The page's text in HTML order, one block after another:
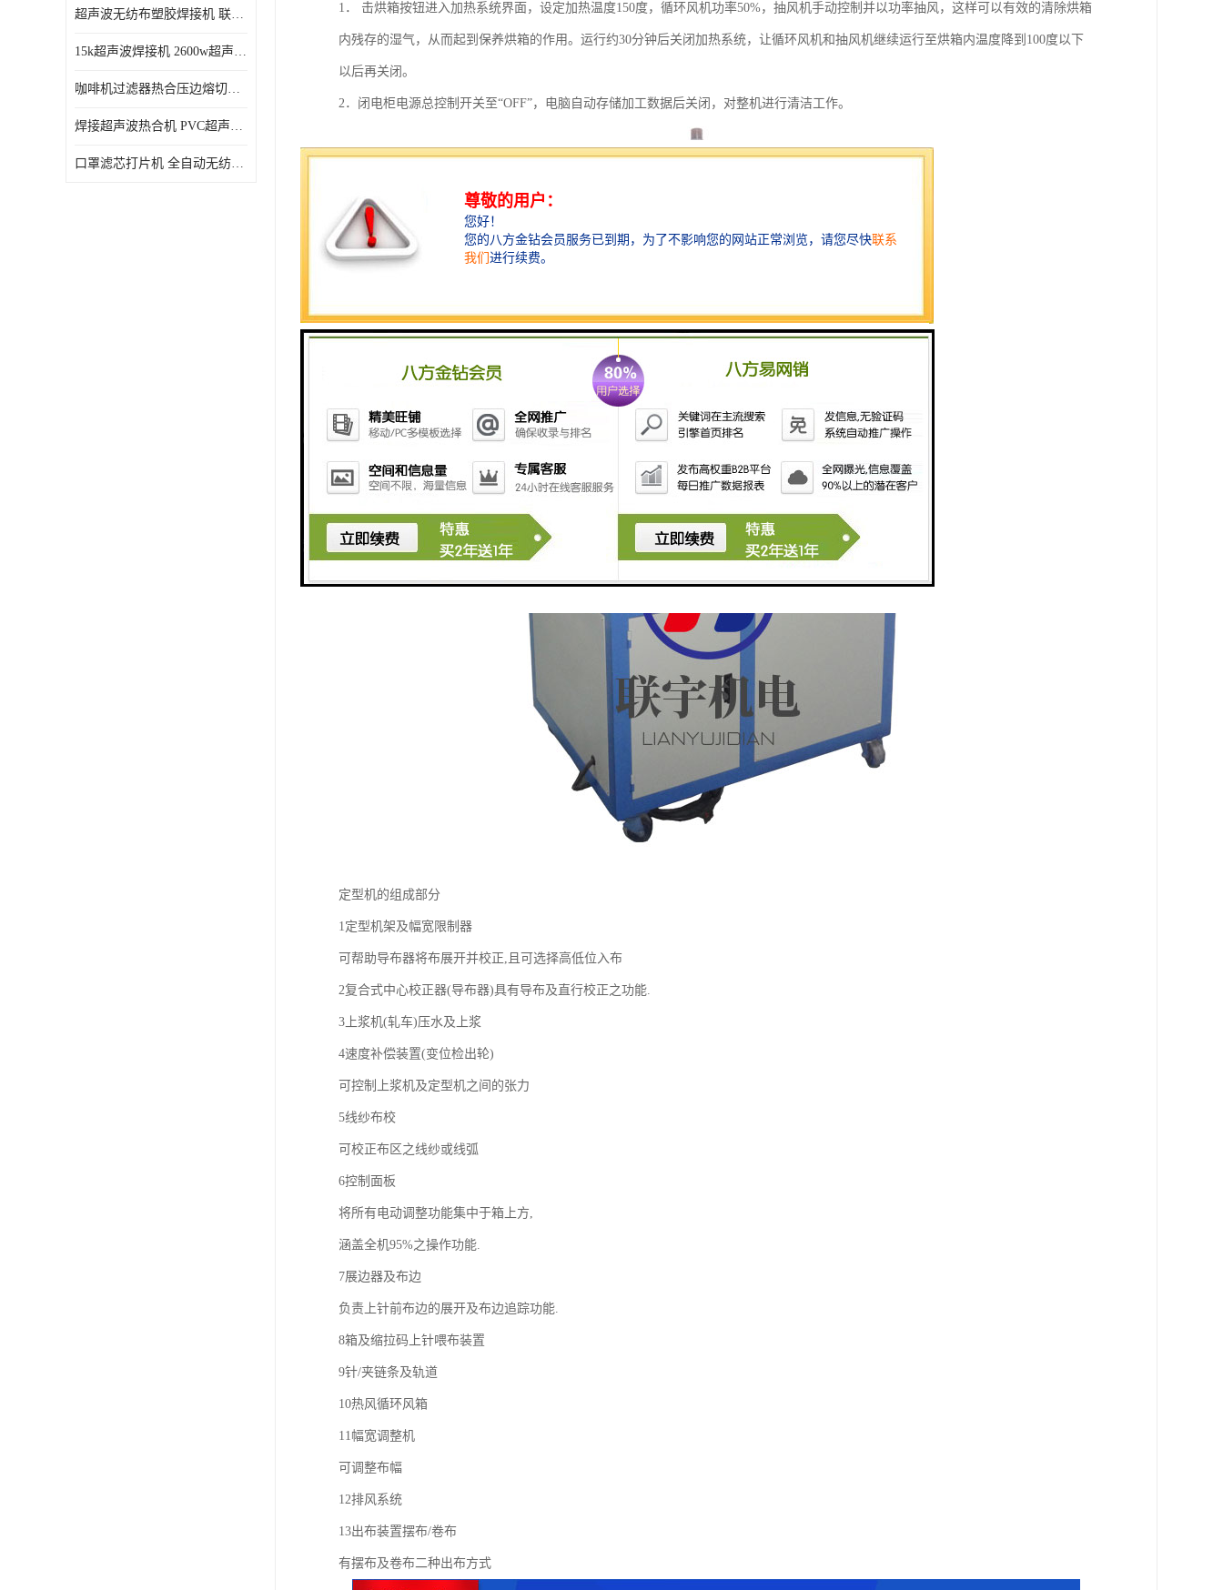
超声波无纺布塑胶焊接机 联宇制造
15k超声波焊接机 2600w超声波焊接机 联宇制造
咖啡机过滤器热合压边熔切机 超声波无纺布喷胶棉热合机
焊接超声波热合机 PVC超声波焊接机 无纺布超声波设备
口罩滤芯打片机 全自动无纺布压花压标设备 多层料复合机
1． 击烘箱按钮进入加热系统界面，设定加热温度150度，循环风机功率50%，抽风机手动控制并以功率抽风，这样可以有效的清除烘箱
内残存的湿气，从而起到保养烘箱的作用。运行约30分钟后关闭加热系统，让循环风机和抽风机继续运行至烘箱内温度降到100度以下
以后再关闭。
2．闭电柜电源总控制开关至“OFF”，电脑自动存储加工数据后关闭，对整机进行清洁工作。
定型机的组成部分
1定型机架及幅宽限制器
可帮助导布器将布展开并校正,且可选择高低位入布
2复合式中心校正器(导布器)具有导布及直行校正之功能.
3上浆机(轧车)压水及上浆
4速度补偿装置(变位检出轮)
可控制上浆机及定型机之间的张力
5线纱布校
可校正布区之线纱或线弧
6控制面板
将所有电动调整功能集中于箱上方,
涵盖全机95%之操作功能.
7展边器及布边
负责上针前布边的展开及布边追踪功能.
8箱及缩拉码上针喂布装置
9针/夹链条及轨道
10热风循环风箱
11幅宽调整机
可调整布幅
12排风系统
13出布装置摆布/卷布
有摆布及卷布二种出布方式